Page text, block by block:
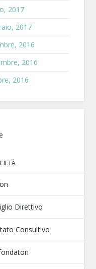
2017
2017
2016
2016
2016
Direttivo
Consultivo